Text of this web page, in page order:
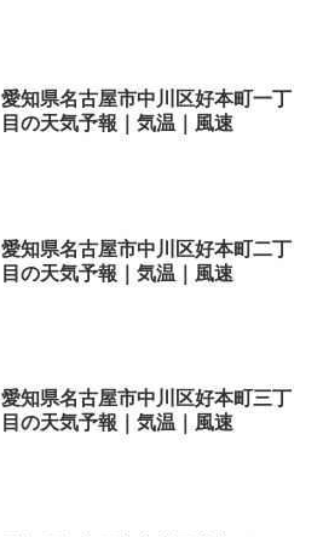
愛知県名古屋市中川区好本町一丁
目の天気予報｜気温｜風速
愛知県名古屋市中川区好本町二丁
目の天気予報｜気温｜風速
愛知県名古屋市中川区好本町三丁
目の天気予報｜気温｜風速